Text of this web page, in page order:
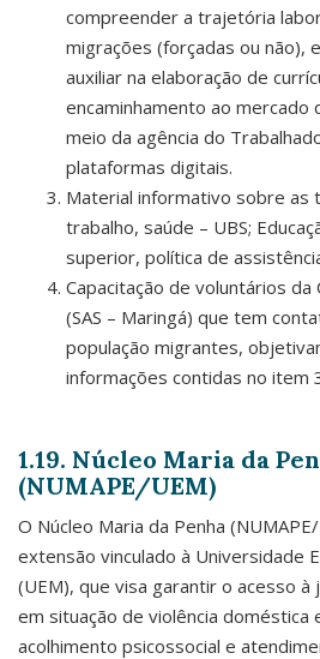
compreender a trajetória
migrações (forçadas ou não),
auxiliar na elaboração de
encaminhamento ao
meio da agência do
plataformas digitais.
Material informativo sobre as
trabalho, saúde – UBS;
superior, política de
Capacitação de voluntários
(SAS – Maringá) que tem
população migrantes,
informações contidas no item
1.19. Núcleo Maria da
(NUMAPE/UEM)
O Núcleo Maria da Penha
extensão vinculado à Universidade
(UEM), que visa garantir o acesso à
em situação de violência doméstica
acolhimento psicossocial e